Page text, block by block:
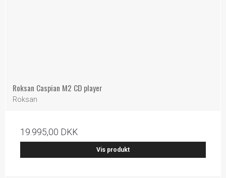
Roksan Caspian M2 CD player
Roksan
19.995,00 DKK
Vis produkt